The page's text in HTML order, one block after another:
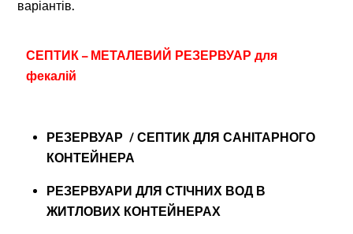
варіантів.
СЕПТИК – МЕТАЛЕВИЙ РЕЗЕРВУАР для
фекалій
РЕЗЕРВУАР / СЕПТИК ДЛЯ САНІТАРНОГО
КОНТЕЙНЕРА
РЕЗЕРВУАРИ ДЛЯ СТІЧНИХ ВОД В
ЖИТЛОВИХ КОНТЕЙНЕРАХ